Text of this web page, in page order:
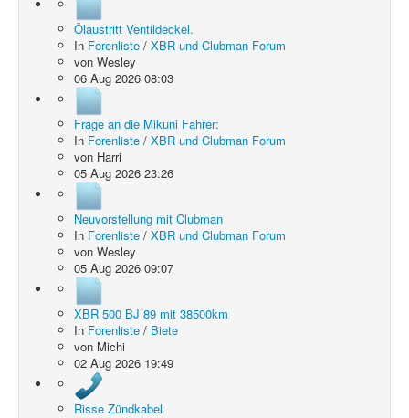
Ölaustritt Ventildeckel.
In Forenliste / XBR und Clubman Forum
von Wesley
06 Aug 2026 08:03
Frage an die Mikuni Fahrer:
In Forenliste / XBR und Clubman Forum
von Harri
05 Aug 2026 23:26
Neuvorstellung mit Clubman
In Forenliste / XBR und Clubman Forum
von Wesley
05 Aug 2026 09:07
XBR 500 BJ 89 mit 38500km
In Forenliste / Biete
von Michi
02 Aug 2026 19:49
Risse Zündkabel